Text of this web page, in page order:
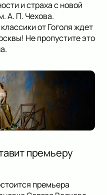
и страха с новой
А. П. Чехова.
от Гоголя ждет
Не пропустите это
премьеру
премьера